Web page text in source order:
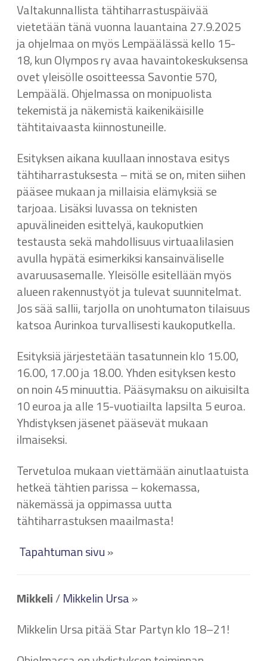
Valtakunnallista tähtiharrastuspäivää
vietetään tänä vuonna lauantaina 27.9.2025
ja ohjelmaa on myös Lempäälässä kello 15-
18, kun Olympos ry avaa havaintokeskuksensa
ovet yleisölle osoitteessa Savontie 570,
Lempäälä. Ohjelmassa on monipuolista
tekemistä ja näkemistä kaikenikäisille
tähtitaivaasta kiinnostuneille.
Esityksen aikana kuullaan innostava esitys
tähtiharrastuksesta – mitä se on, miten siihen
pääsee mukaan ja millaisia elämyksiä se
tarjoaa. Lisäksi luvassa on teknisten
apuvälineiden esittelyä, kaukoputkien
testausta sekä mahdollisuus virtuaalilasien
avulla hypätä esimerkiksi kansainväliselle
avaruusasemalle. Yleisölle esitellään myös
alueen rakennustyöt ja tulevat suunnitelmat.
Jos sää sallii, tarjolla on unohtumaton tilaisuus
katsoa Aurinkoa turvallisesti kaukoputkella.
Esityksiä järjestetään tasatunnein klo 15.00,
16.00, 17.00 ja 18.00. Yhden esityksen kesto
on noin 45 minuuttia. Pääsymaksu on aikuisilta
10 euroa ja alle 15-vuotiailta lapsilta 5 euroa.
Yhdistyksen jäsenet pääsevät mukaan
ilmaiseksi.
Tervetuloa mukaan viettämään ainutlaatuista
hetkeä tähtien parissa – kokemassa,
näkemässä ja oppimassa uutta
tähtiharrastuksen maailmasta!
Tapahtuman sivu»
Mikkeli/Mikkelin Ursa»
Mikkelin Ursa pitää Star Partyn klo 18–21!